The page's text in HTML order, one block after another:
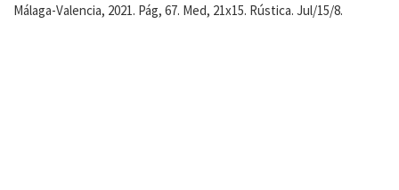
Málaga-Valencia, 2021. Pág, 67. Med, 21x15. Rústica. Jul/15/8.